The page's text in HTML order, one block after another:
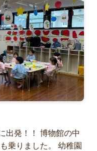
出発！！ 博物館の中
乗りました。 幼稚園